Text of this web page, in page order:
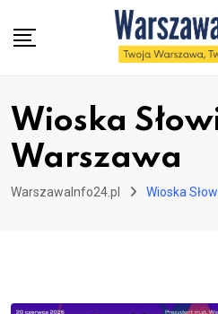
Wioska
Warszawa
WarszawaInfo24.pl Wioska